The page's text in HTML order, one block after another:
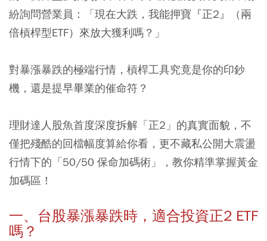
紛詢問營業員：
「現在大跌，我能押寶『正2』（兩
倍槓桿型ETF）來放大獲利嗎？」
對暴漲暴跌的極端行情，槓桿工具究竟是你的印鈔
機，還是提早畢業的催命符？
理財達人股魚首度深度拆解「正2」的真實面貌，不
僅把殘酷的回檔幅度算給你看，更不藏私公開大震盪
行情下的「50/50 保命加碼術」，教你精準掌握黃金
加碼區！
一、台股暴漲暴跌時，適合投資正2 ETF
嗎？